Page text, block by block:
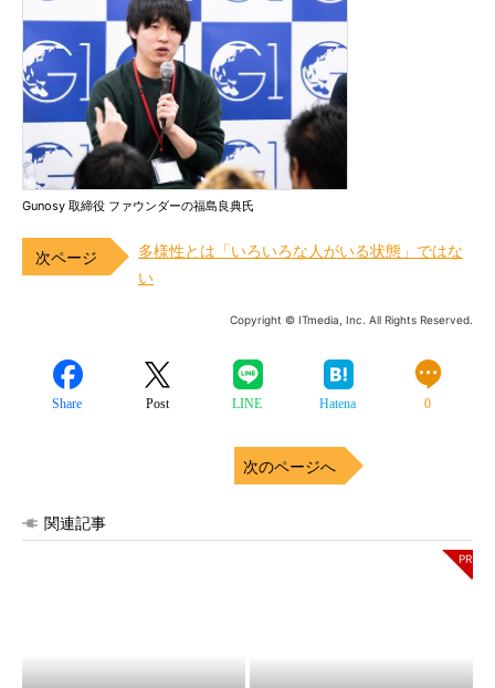
Gunosy 取締役 ファウンダーの福島良典氏
多様性とは「いろいろな人がいる状態」ではな
い
Copyright © ITmedia, Inc. All Rights Reserved.
Share Post LINE Hatena 0
次のページへ
関連記事